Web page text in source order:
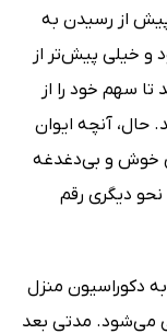
از رسیدن به
خیلی پیش‌تر از
سهم خود را از
حال، آنچه ایوان
خوش و بی‌دغدغه
دیگری رقم
دکوراسیون منزل
می‌شود. مدتی بعد